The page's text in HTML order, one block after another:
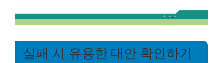
실패 시 유용한 대안 확인하기